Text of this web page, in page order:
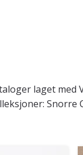
laget med
Snorre